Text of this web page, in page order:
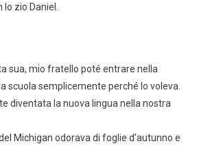
zio Daniel.
sua, mio fratello poté entrare nella
scuola semplicemente perché lo voleva.
diventata la nuova lingua nella nostra
Michigan odorava di foglie d’autunno e